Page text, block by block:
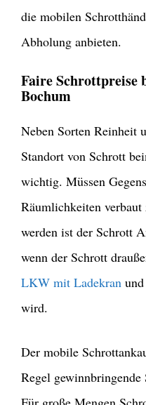
die mobilen
Abholung anbieten.
Faire Schrottpreise
Bochum
Neben Sorten Reinheit
Standort von Schrott
wichtig. Müssen
Räumlichkeiten
werden ist der Schrott
wenn der Schrott
LKW mit Ladekran
wird.
Der mobile
Regel